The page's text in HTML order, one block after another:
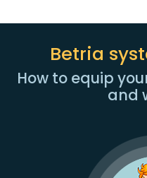
Betria
How to equip
and